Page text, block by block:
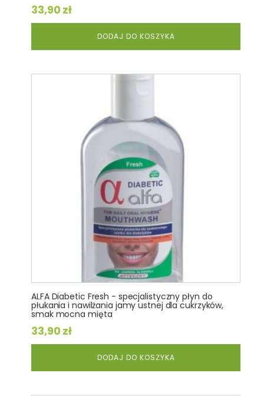
33,90 zł
DODAJ DO KOSZYKA
ALFA Diabetic Fresh - specjalistyczny płyn do
płukania i nawilżania jamy ustnej dla cukrzyków,
smak mocna mięta
33,90 zł
DODAJ DO KOSZYKA